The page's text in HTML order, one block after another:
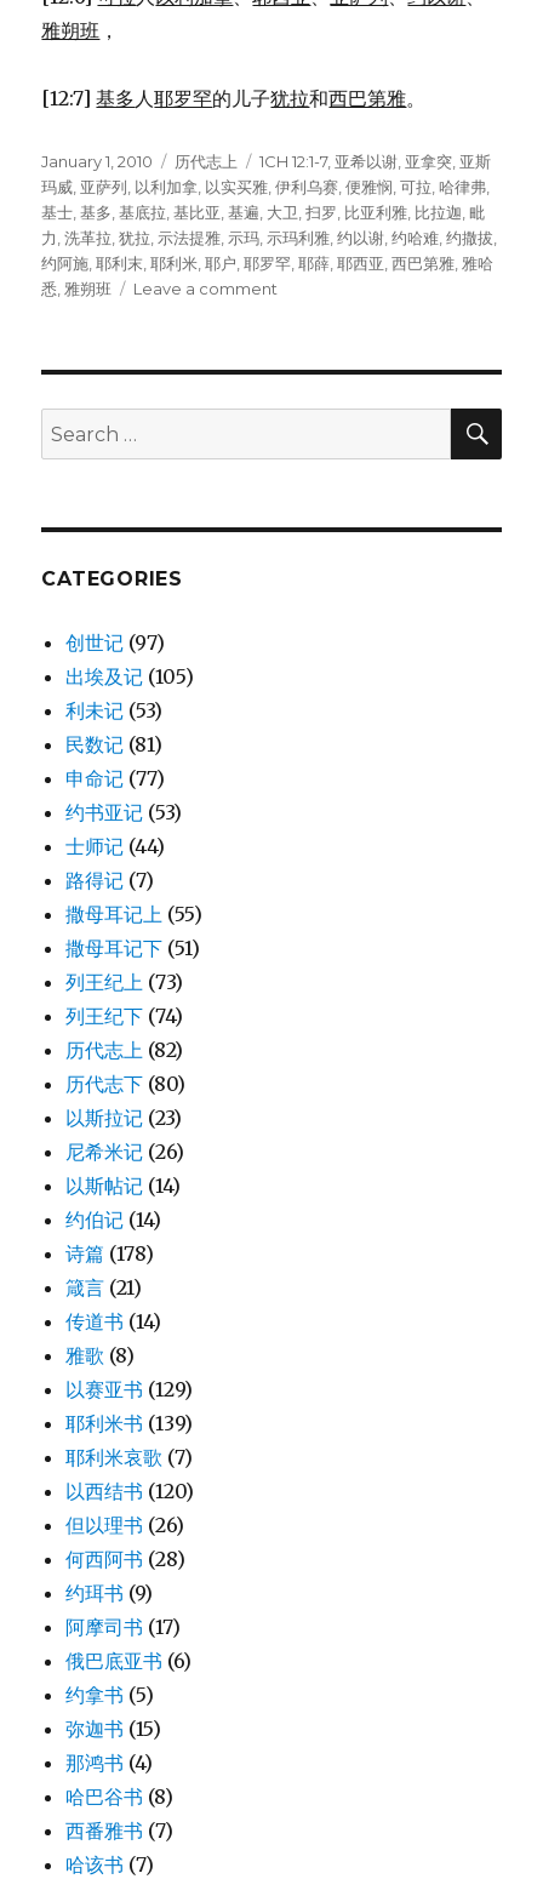
雅朔班 ，
[12:7]基多人耶罗罕的儿子犹拉和西巴第雅。
Posted
on
January 1, 2010 Categories
历代志上 Tags
1CH 12:1-7, 亚希以谢 亚拿突 亚斯
玛威 亚萨列 以利加拿 以实买雅 ,伊利乌赛 ,便雅悯 ,可拉 ,哈律弗
基士 ,基多 ,基底拉 ,基比亚 ,基遍 大卫 ,扫罗 比亚利雅 比拉迦 ,毗
力 ,洗革拉 ,犹拉 示法提雅 示玛 示玛利雅 ,约以谢 ,约哈难 ,约撒拔
约阿施 ,耶利末 ,耶利米 ,耶户 ,耶罗罕 ,耶薛 ,耶西亚 ,西巴第雅 雅哈
悉 雅朔班 Leave a comment
大
Search
for:
CATEGORIES
创世记 (97)
出埃及记 (105)
利未记 (53)
民数记 (81)
申命记 (77)
约书亚记 (53)
士师记 (44)
路得记 (7)
撒母耳记上 (55)
撒母耳记下 (51)
列王纪上 (73)
列王纪下 (74)
历代志上 (82)
历代志下 (80)
以斯拉记 (23)
尼希米记 (26)
以斯帖记 (14)
约伯记 (14)
诗篇 (178)
箴言 (21)
传道书 (14)
雅歌 (8)
以赛亚书 (129)
耶利米书 (139)
耶利米哀歌 (7)
以西结书 (120)
但以理书 (26)
何西阿书 (28)
约珥书 (9)
阿摩司书 (17)
俄巴底亚书 (6)
约拿书 (5)
弥迦书 (15)
那鸿书 (4)
哈巴谷书 (8)
西番雅书 (7)
哈该书 (7)